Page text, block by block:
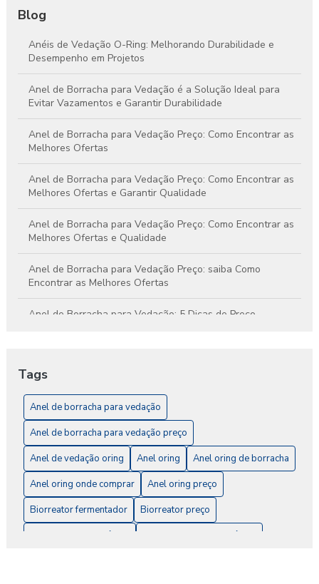
Blog
Anéis de Vedação O-Ring: Melhorando Durabilidade e
Desempenho em Projetos
Anel de Borracha para Vedação é a Solução Ideal para
Evitar Vazamentos e Garantir Durabilidade
Anel de Borracha para Vedação Preço: Como Encontrar as
Melhores Ofertas
Anel de Borracha para Vedação Preço: Como Encontrar as
Melhores Ofertas e Garantir Qualidade
Anel de Borracha para Vedação Preço: Como Encontrar as
Melhores Ofertas e Qualidade
Anel de Borracha para Vedação Preço: saiba Como
Encontrar as Melhores Ofertas
Anel de Borracha para Vedação: 5 Dicas de Preço
para Seu Projeto
Anel de Borracha para Vedação: O Guia Completo
Anel de Vedação O-Ring: A Solução Ideal para
Impermeabilização e Vedação
Anel de Vedação O-Ring: Como Escolher e Aplicar
Corretamente
Tags
Anel de borracha para vedação
Anel de borracha para vedação preço
Anel de vedação oring
Anel oring
Anel oring de borracha
Anel oring onde comprar
Anel oring preço
Biorreator fermentador
Biorreator preço
Comprar selo mecânico
Conserto de selo mecânico